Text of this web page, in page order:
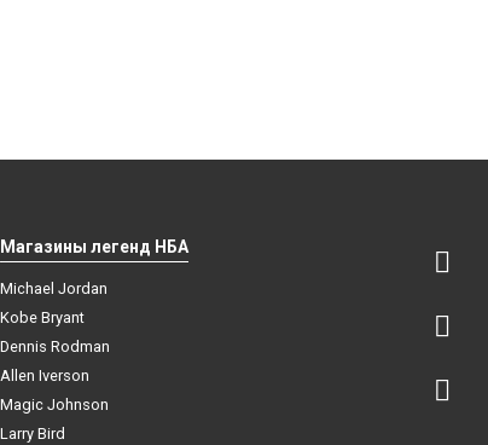
Магазины легенд НБА
Michael Jordan
Kobe Bryant
Dennis Rodman
Allen Iverson
Magic Johnson
Larry Bird